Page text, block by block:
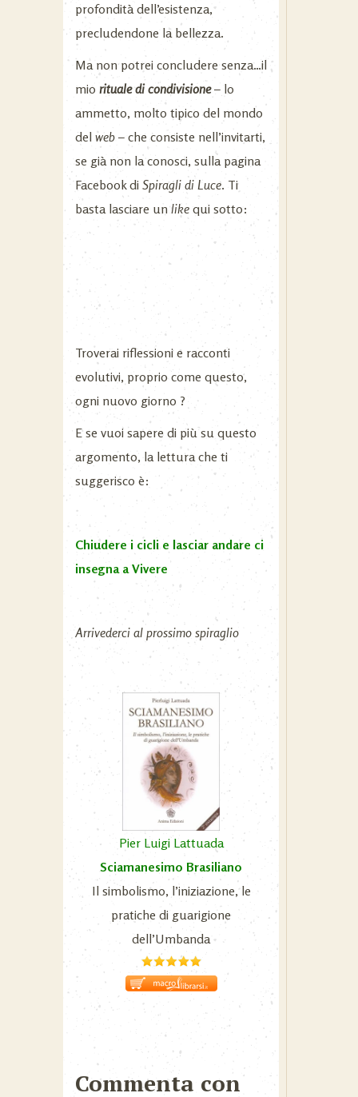
profondità dell’esistenza,
precludendone la bellezza.
Ma non potrei concludere senza…il
mio rituale di condivisione– lo
ammetto, molto tipico del mondo
del web – che consiste nell’invitarti,
se già non la conosci, sulla pagina
Facebook di Spiragli di Luce. Ti
basta lasciare unlike qui sotto:
Troverai riflessioni e racconti
evolutivi, proprio come questo,
ogni nuovo giorno ?
E se vuoi sapere di più su questo
argomento, la lettura che ti
suggerisco è:
Chiudere i cicli e lasciar andare ci
insegna a Vivere
Arrivederci al prossimo spiraglio
Pier Luigi Lattuada
Sciamanesimo Brasiliano
Il simbolismo, l’iniziazione, le
pratiche di guarigione
dell’Umbanda
Commenta con